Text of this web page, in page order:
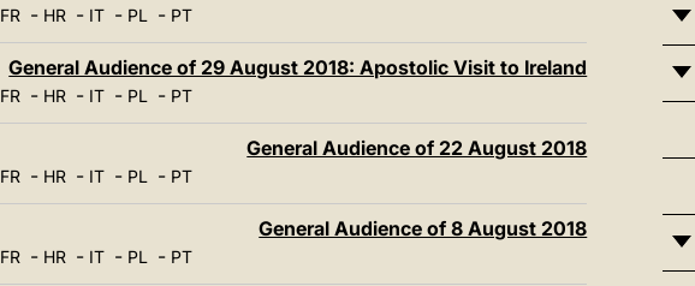
FR - HR - IT - PL - PT
General Audience of 29 August 2018: Apostolic Visit to Ireland
FR - HR - IT - PL - PT
General Audience of 22 August 2018
FR - HR - IT - PL - PT
General Audience of 8 August 2018
FR - HR - IT - PL - PT